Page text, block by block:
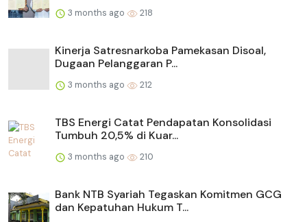
3 months ago 218
Kinerja Satresnarkoba Pamekasan Disoal,
Dugaan Pelanggaran P...
3 months ago 212
TBS Energi Catat Pendapatan Konsolidasi
Tumbuh 20,5% di Kuar...
3 months ago 210
Bank NTB Syariah Tegaskan Komitmen GCG
dan Kepatuhan Hukum T...